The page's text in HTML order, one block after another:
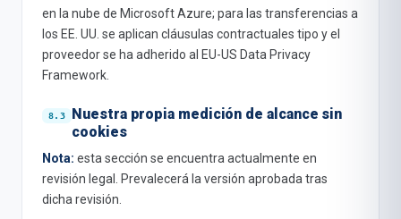
en la nube de Microsoft Azure; para las transferencias a
los EE. UU. se aplican cláusulas contractuales tipo y el
proveedor se ha adherido al EU-US Data Privacy
Framework.
Nuestra propia medición de alcance sin
cookies
Nota: esta sección se encuentra actualmente en
revisión legal. Prevalecerá la versión aprobada tras
dicha revisión.